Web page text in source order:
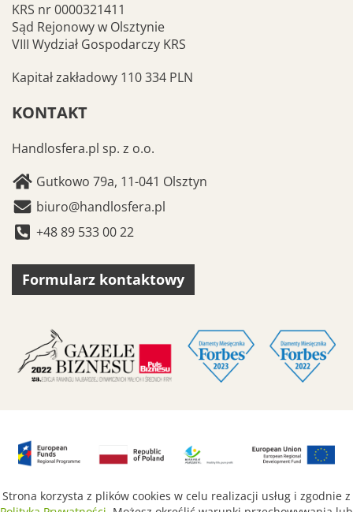
KRS nr 0000321411
Sąd Rejonowy w Olsztynie
VIII Wydział Gospodarczy KRS
Kapitał zakładowy 110 334 PLN
KONTAKT
Handlosfera.pl sp. z o.o.
Gutkowo 79a, 11-041 Olsztyn
biuro@handlosfera.pl
+48 89 533 00 22
Formularz kontaktowy
Strona korzysta z plików cookies w celu realizacji usług i zgodnie z